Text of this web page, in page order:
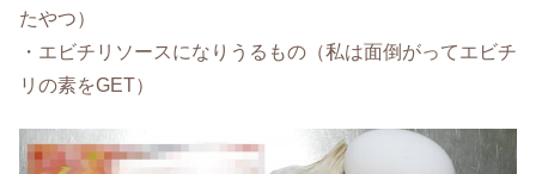
たやつ）
・エビチリソースになりうるもの（私は面倒がってエビチ
リの素をGET）